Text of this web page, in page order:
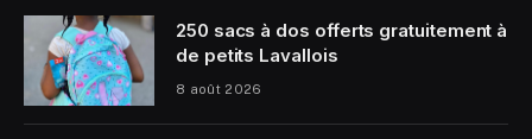
250 sacs à dos offerts gratuitement à
de petits Lavallois
8 août 2026